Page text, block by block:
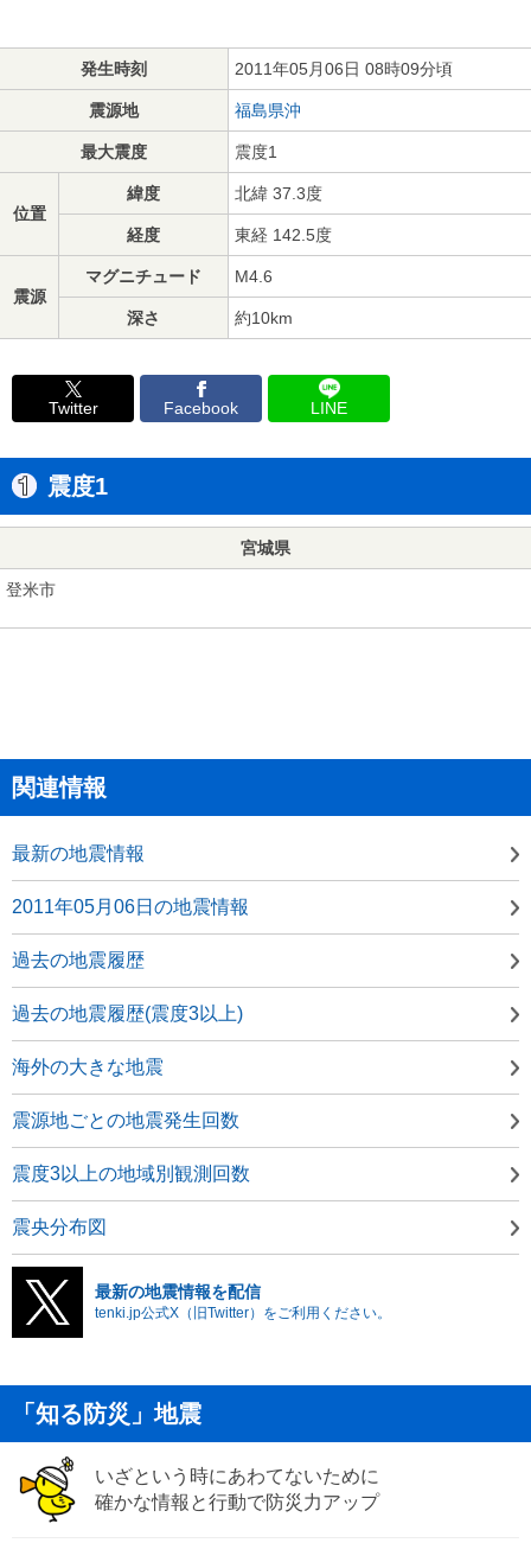
発生時刻 2011年05月06日 08時09分頃
震源地 福島県沖
最大震度 震度1
位置
緯度 北緯 37.3度
経度 東経 142.5度
震源
マグニチュード M4.6
深さ 約10km
Twitter Facebook LINE
震度1
宮城県
登米市
関連情報
最新の地震情報
2011年05月06日の地震情報
過去の地震履歴
過去の地震履歴(震度3以上)
海外の大きな地震
震源地ごとの地震発生回数
震度3以上の地域別観測回数
震央分布図
最新の地震情報を配信
tenki.jp公式X（旧Twitter）をご利用ください。
「知る防災」地震
いざという時にあわてないために
確かな情報と行動で防災力アップ